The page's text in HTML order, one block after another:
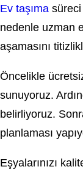
Ev taşıma
nedenle uzman
aşamasını
Öncelikle
sunuyoruz.
belirliyoruz.
planlaması
Eşyalarınızı